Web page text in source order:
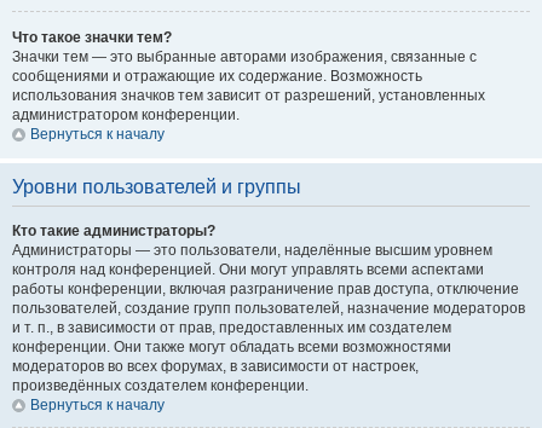
Что такое значки тем?
Значки тем — это выбранные авторами изображения, связанные с
сообщениями и отражающие их содержание. Возможность
использования значков тем зависит от разрешений, установленных
администратором конференции.
Вернуться к началу
Уровни пользователей и группы
Кто такие администраторы?
Администраторы — это пользователи, наделённые высшим уровнем
контроля над конференцией. Они могут управлять всеми аспектами
работы конференции, включая разграничение прав доступа, отключение
пользователей, создание групп пользователей, назначение модераторов
и т. п., в зависимости от прав, предоставленных им создателем
конференции. Они также могут обладать всеми возможностями
модераторов во всех форумах, в зависимости от настроек,
произведённых создателем конференции.
Вернуться к началу